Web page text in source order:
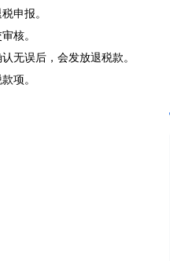
申报。
核。
无误后，会发放退税款。
项。